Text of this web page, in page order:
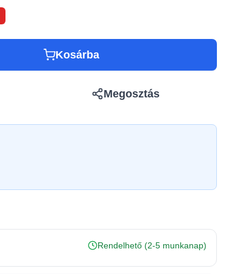
Kosárba
Megosztás
Rendelhető (2-5 munkanap)